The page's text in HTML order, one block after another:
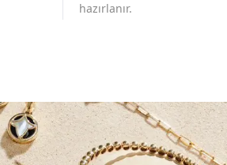
hazırlanır.